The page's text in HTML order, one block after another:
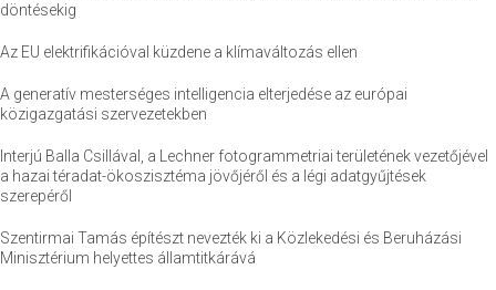
döntésekig
Az EU elektrifikációval küzdene a klímaváltozás ellen
A generatív mesterséges intelligencia elterjedése az európai
közigazgatási szervezetekben
Interjú Balla Csillával, a Lechner fotogrammetriai területének vezetőjével
a hazai téradat-ökoszisztéma jövőjéről és a légi adatgyűjtések
szerepéről
Szentirmai Tamás építészt nevezték ki a Közlekedési és Beruházási
Minisztérium helyettes államtitkárává